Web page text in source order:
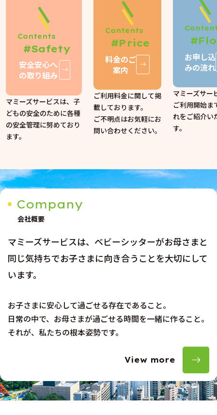
Contents
#Safety
安全安心へ
の取り組み
マミーズサービスは、子
どもの安全のために各種
の安全管理に努めており
ます。
Contents
#Price
料金のご
案内
ご利用料金に関して掲
載しております。
ご不明点はお気軽にお
問い合わせください。
お申し込
みの流れ
マミーズサー
ご利用開始ま
れをご紹介い
す。
Company
会社概要
マミーズサービスは、ベビーシッターがお母さまと
同じ気持ちでお子さまに向き合うことを大切にして
います。
お子さまに安心して過ごせる存在であること。
日常の中で、お母さまが過ごせる時間を一緒に作ること。
それが、私たちの根本姿勢です。
View more